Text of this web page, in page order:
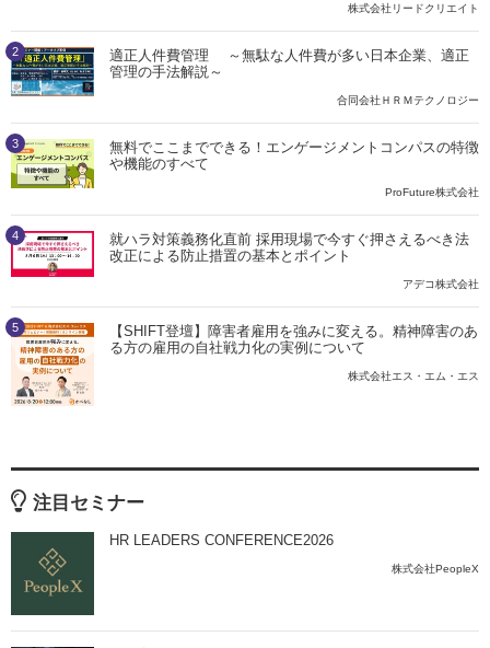
株式会社リードクリエイト
2
適正人件費管理 ～無駄な人件費が多い日本企業、適正
管理の手法解説～
合同会社ＨＲＭテクノロジー
3
無料でここまでできる！エンゲージメントコンパスの特徴
や機能のすべて
ProFuture株式会社
4
就ハラ対策義務化直前 採用現場で今すぐ押さえるべき法
改正による防止措置の基本とポイント
アデコ株式会社
5
【SHIFT登壇】障害者雇用を強みに変える。精神障害のあ
る方の雇用の自社戦力化の実例について
株式会社エス・エム・エス
注目セミナー
HR LEADERS CONFERENCE2026
株式会社PeopleX